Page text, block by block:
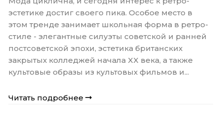
эстетике достиг своего пика. Особое место в
этом тренде занимает школьная форма в ретро-
стиле - элегантные силуэты советской и ранней
постсоветской эпохи, эстетика британских
закрытых колледжей начала XX века, а также
культовые образы из культовых фильмов и...
Читать подробнее